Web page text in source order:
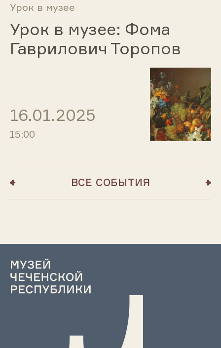
Урок в музее
Урок в музее: Фома
Гаврилович Торопов
16.01.2025
15:00
ВСЕ СОБЫТИЯ